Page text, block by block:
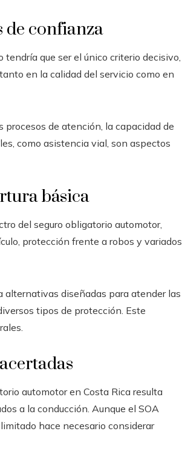
de confianza
que ser el único criterio decisivo,
en la calidad del servicio como en
de atención, la capacidad de
como asistencia vial, son aspectos
básica
del seguro obligatorio automotor,
protección frente a robos y variados
alternativas diseñadas para atender las
tipos de protección. Este
automotor en Costa Rica resulta
a la conducción. Aunque el SOA
hace necesario considerar